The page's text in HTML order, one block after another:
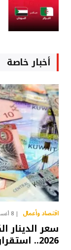
أخبار خاصة
اقتصاد وأعمال 8 أغسطس، 2026
2026.. استقرار أمام الجنيه المصري